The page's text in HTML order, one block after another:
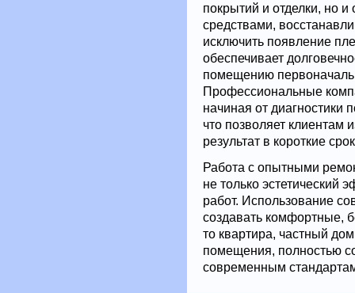
покрытий и отделки, но
средствами,
исключить появление
обеспечивает
помещению
Профессиональные
начиная от диагностики
что позволяет клиентам
результат в короткие
Работа с опытными
не только эстетический
работ. Использование
создавать комфортные,
то квартира, частный
помещения, полностью
современным